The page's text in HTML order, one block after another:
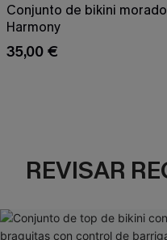
Conjunto de bikini
Harmony
35,00 €
REVISAR